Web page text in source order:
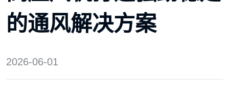
展会与新闻
关于我们
的通风解决方案
2026-06-01